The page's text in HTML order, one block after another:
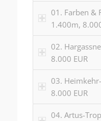
01. Farben &
1.400m,
02.
8.000 EUR
03.
8.000 EUR
04. Artus-